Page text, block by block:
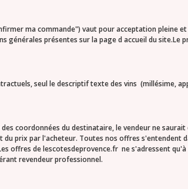
ma commande") vaut pour acceptation pleine
présentes sur la page d accueil du site.Le
seul le descriptif texte des vins (millésime,
coordonnées du destinataire, le vendeur ne
prix par l'acheteur. Toutes nos offres s'entendent
offres de lescotesdeprovence.fr ne s'adressent
revendeur professionnel.